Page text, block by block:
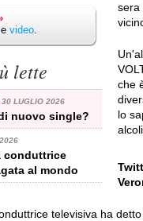
e video.
lette
30 LUGLIO 2026
nuovo single?
conduttrice
al mondo
sera
che
lo
televisiva ha